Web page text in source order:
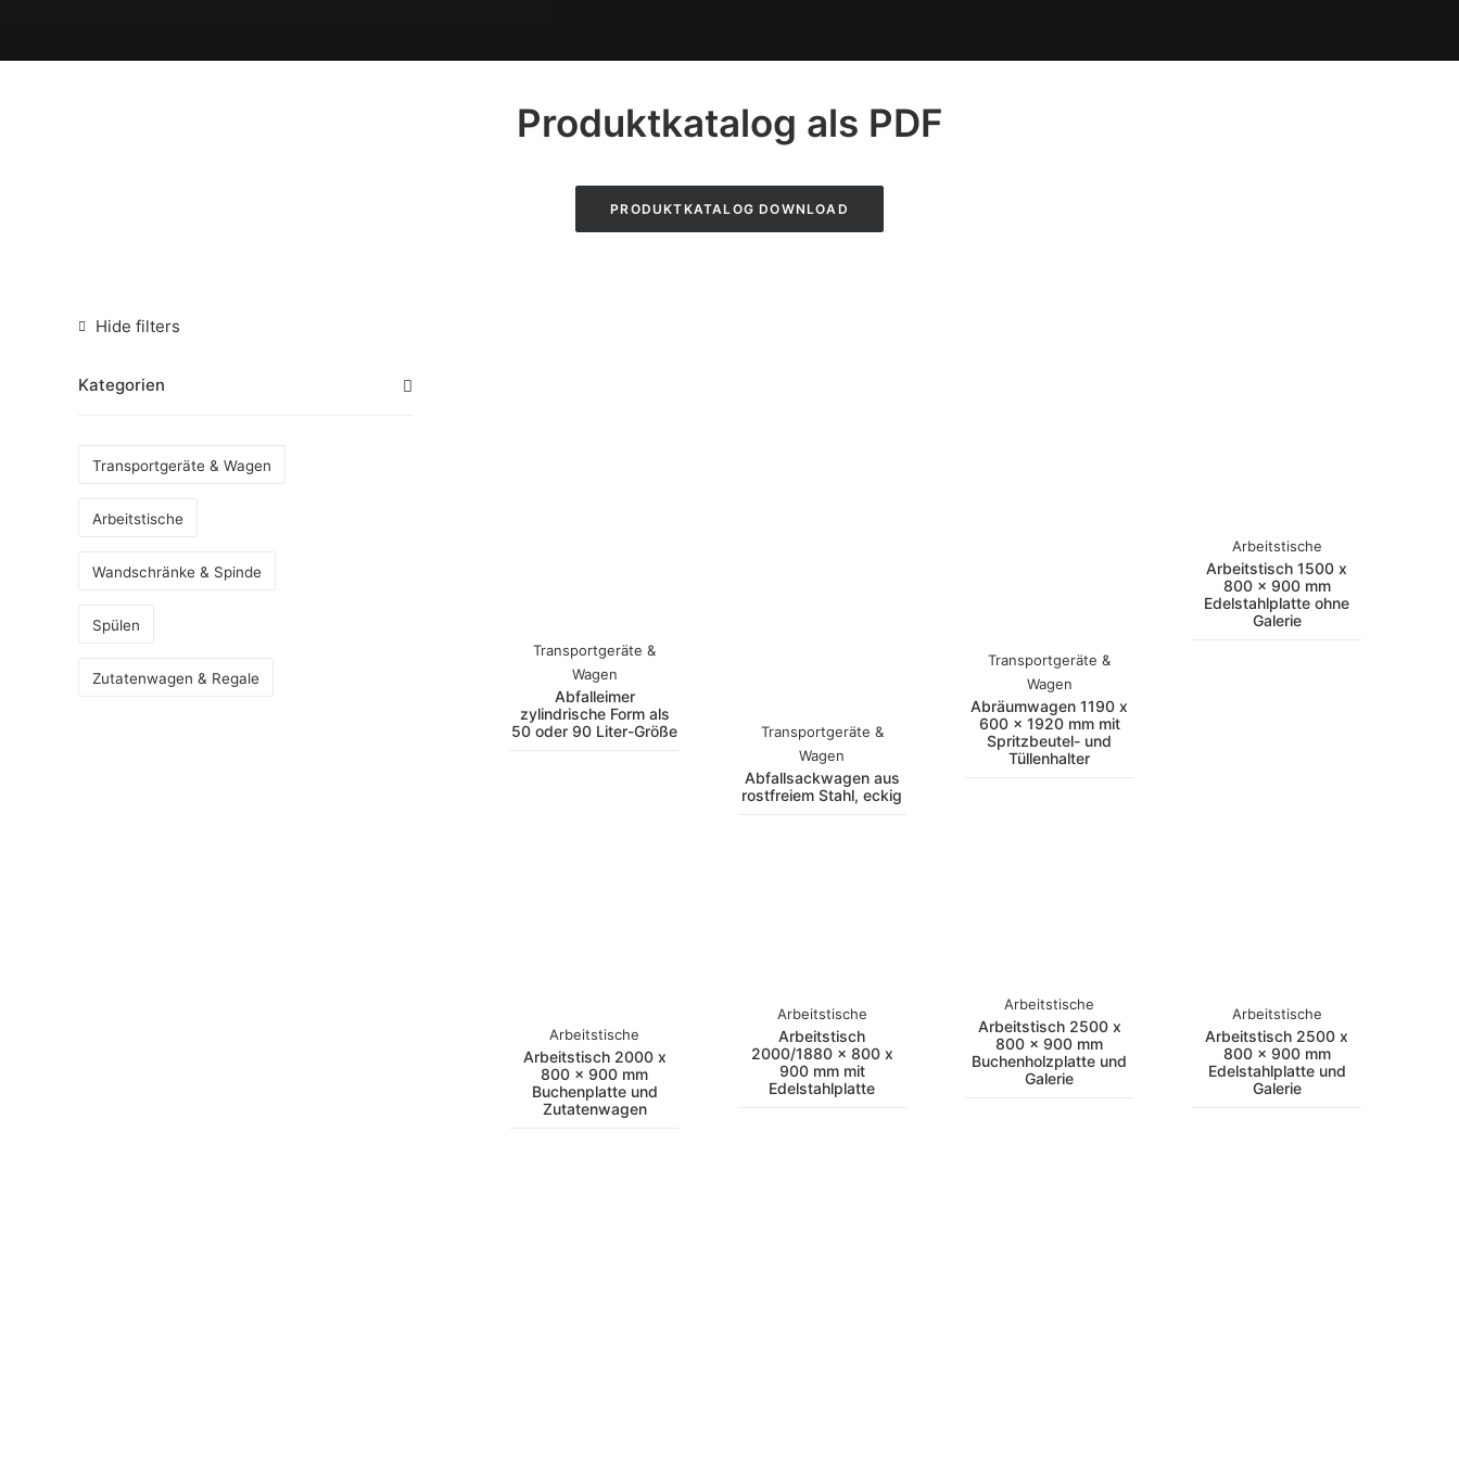
Produktkatalog als PDF
PRODUKTKATALOG DOWNLOAD
Hide filters
Kategorien
Transportgeräte & Wagen
Arbeitstische
Wandschränke & Spinde
Spülen
Zutatenwagen & Regale
Transportgeräte &
Wagen
Abfalleimer
zylindrische Form als
50 oder 90 Liter-Größe
Transportgeräte &
Wagen
Abfallsackwagen aus
rostfreiem Stahl, eckig
Transportgeräte &
Wagen
Abräumwagen 1190 x
600 x 1920 mm mit
Spritzbeutel- und
Tüllenhalter
Arbeitstische
Arbeitstisch 1500 x
800 x 900 mm
Edelstahlplatte ohne
Galerie
Arbeitstische
Arbeitstisch 2000 x
800 x 900 mm
Buchenplatte und
Zutatenwagen
Arbeitstische
Arbeitstisch
2000/1880 x 800 x
900 mm mit
Edelstahlplatte
Arbeitstische
Arbeitstisch 2500 x
800 x 900 mm
Buchenholzplatte und
Galerie
Arbeitstische
Arbeitstisch 2500 x
800 x 900 mm
Edelstahlplatte und
Galerie